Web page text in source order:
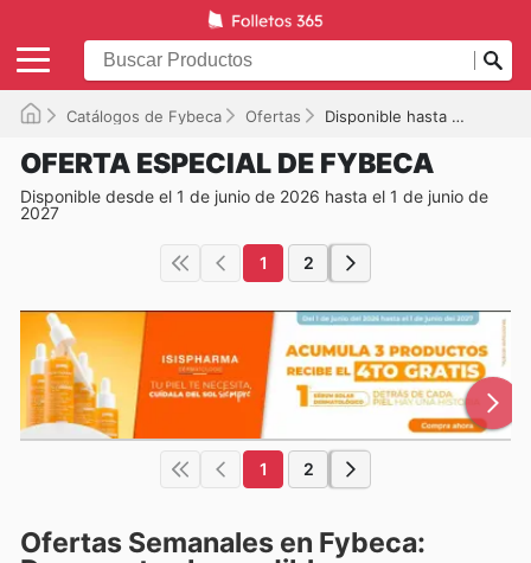
Catálogos de Fybeca Ofertas Disponible hasta el 01/06/2027
OFERTA ESPECIAL DE FYBECA
Disponible desde el 1 de junio de 2026 hasta el 1 de junio de
2027
1 2
1 2
Ofertas Semanales en Fybeca: